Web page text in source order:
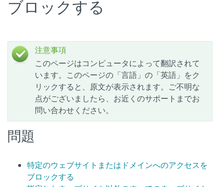
ブロックする
注意事項
このページはコンピュータによって翻訳されて
います。このページの「言語」の「英語」をク
リックすると、原文が表示されます。ご不明な
点がございましたら、お近くのサポートまでお
問い合わせください。
問題
特定のウェブサイトまたはドメインへのアクセスを
ブロックする